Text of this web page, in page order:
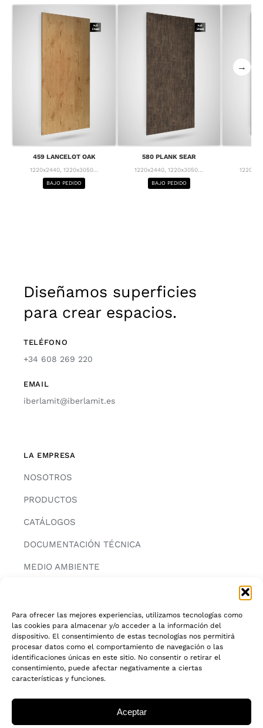
Para ofrecer las mejores experiencias, utilizamos tecnologías como
las cookies para almacenar y/o acceder a la información del
dispositivo. El consentimiento de estas tecnologías nos permitirá
procesar datos como el comportamiento de navegación o las
identificaciones únicas en este sitio. No consentir o retirar el
consentimiento, puede afectar negativamente a ciertas
características y funciones.
Aceptar
459 LANCELOT OAK
1220x2440, 1220x3050...
BAJO PEDIDO
580 PLANK SEAR
1220x2440, 1220x3050...
BAJO PEDIDO
→
Diseñamos superficies
para crear espacios.
TELÉFONO
+34 608 269 220
EMAIL
iberlamit@iberlamit.es
LA EMPRESA
NOSOTROS
PRODUCTOS
CATÁLOGOS
DOCUMENTACIÓN TÉCNICA
MEDIO AMBIENTE
INFORMACIÓN
AVISO LEGAL
POLITICA DE PRIVACIDAD
CADENA DE CUSTODIA FSC®